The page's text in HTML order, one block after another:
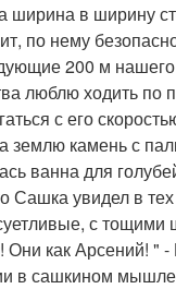
ширина в ширину
по нему
200 м
люблю ходить по
с его
землю камень с
ванна для
Сашка увидел в тех
с тощими
как Арсений! " -
в сашкином